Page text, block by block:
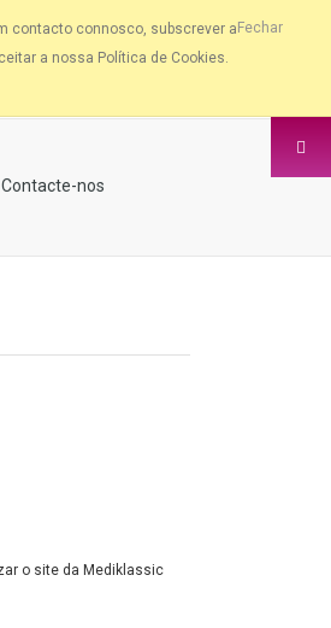
Fechar
contacto connosco, subscrever a
a nossa Política de Cookies.
Contacte-nos
o site da Mediklassic